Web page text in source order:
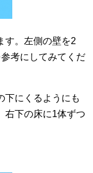
す。左側の壁を2
考にしてみてくだ
下にくるようにも
右下の床に1体ずつ